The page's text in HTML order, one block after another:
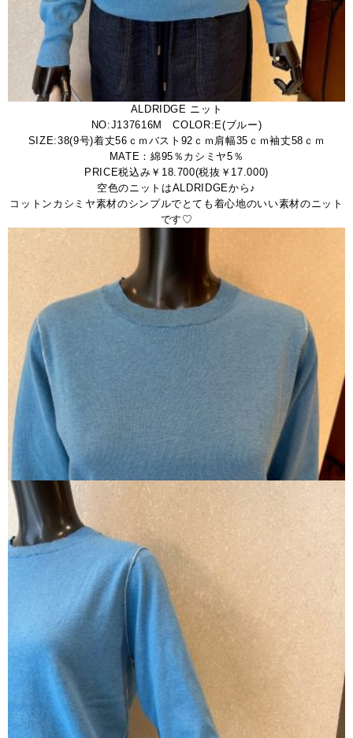
ALDRIDGE ニット
NO:J137616M COLOR:E(ブルー)
SIZE:38(9号)着丈56ｃｍバスト92ｃｍ肩幅35ｃｍ袖丈58ｃｍ
MATE：綿95％カシミヤ5％
PRICE税込み￥18.700(税抜￥17.000)
空色のニットはALDRIDGEから♪
コットンカシミヤ素材のシンプルでとても着心地のいい素材のニット
です♡